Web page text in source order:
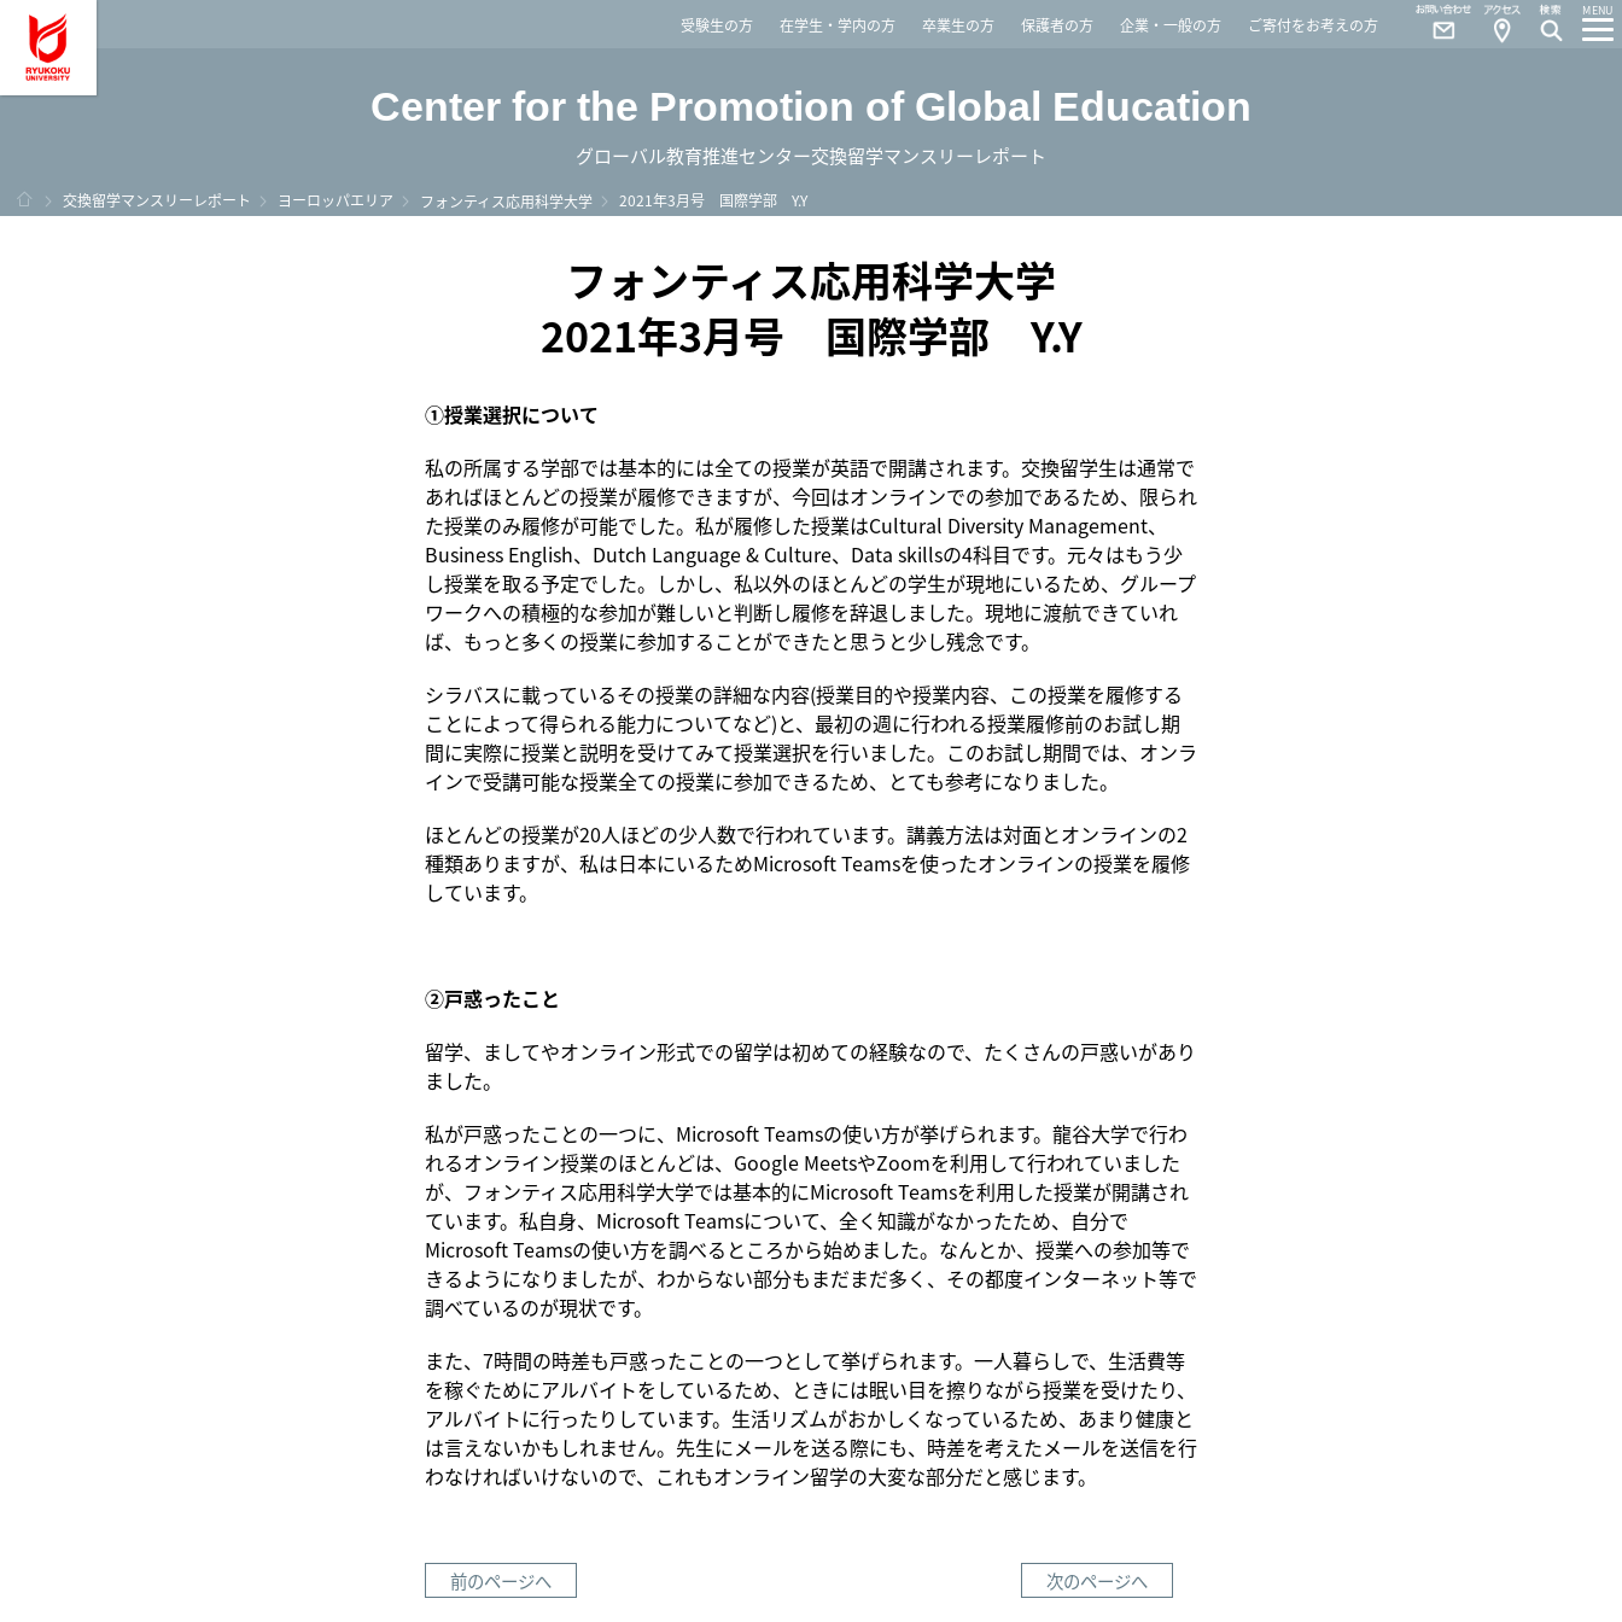
龍谷大学 You, Unlimited受験生の方 在学生・学内の方 卒業生の方 保護者の方 企業・一般の方 ご寄付をお考えの方
MENU
Access
Contact
Center for the Promotion of Global Education
グローバル教育推進センター交換留学マンスリーレポート
ホーム
交換留学マンスリーレポート ヨーロッパエリア フォンティス応用科学大学 2021年3月号 国際学部 Y.Y
フォンティス応用科学大学
2021年3月号 国際学部 Y.Y
①授業選択について
私の所属する学部では基本的には全ての授業が英語で開講されます。交換留学生は通常で
あればほとんどの授業が履修できますが、今回はオンラインでの参加であるため、限られ
た授業のみ履修が可能でした。私が履修した授業はCultural Diversity Management、
Business English、Dutch Language & Culture、Data skillsの4科目です。元々はもう少
し授業を取る予定でした。しかし、私以外のほとんどの学生が現地にいるため、グループ
ワークへの積極的な参加が難しいと判断し履修を辞退しました。現地に渡航できていれ
ば、もっと多くの授業に参加することができたと思うと少し残念です。
シラバスに載っているその授業の詳細な内容(授業目的や授業内容、この授業を履修する
ことによって得られる能力についてなど)と、最初の週に行われる授業履修前のお試し期
間に実際に授業と説明を受けてみて授業選択を行いました。このお試し期間では、オンラ
インで受講可能な授業全ての授業に参加できるため、とても参考になりました。
ほとんどの授業が20人ほどの少人数で行われています。講義方法は対面とオンラインの2
種類ありますが、私は日本にいるためMicrosoft Teamsを使ったオンラインの授業を履修
しています。
②戸惑ったこと
留学、ましてやオンライン形式での留学は初めての経験なので、たくさんの戸惑いがあり
ました。
私が戸惑ったことの一つに、Microsoft Teamsの使い方が挙げられます。龍谷大学で行わ
れるオンライン授業のほとんどは、Google MeetsやZoomを利用して行われていました
が、フォンティス応用科学大学では基本的にMicrosoft Teamsを利用した授業が開講され
ています。私自身、Microsoft Teamsについて、全く知識がなかったため、自分で
Microsoft Teamsの使い方を調べるところから始めました。なんとか、授業への参加等で
きるようになりましたが、わからない部分もまだまだ多く、その都度インターネット等で
調べているのが現状です。
また、7時間の時差も戸惑ったことの一つとして挙げられます。一人暮らしで、生活費等
を稼ぐためにアルバイトをしているため、ときには眠い目を擦りながら授業を受けたり、
アルバイトに行ったりしています。生活リズムがおかしくなっているため、あまり健康と
は言えないかもしれません。先生にメールを送る際にも、時差を考えたメールを送信を行
わなければいけないので、これもオンライン留学の大変な部分だと感じます。
前のページへ 次のページへ